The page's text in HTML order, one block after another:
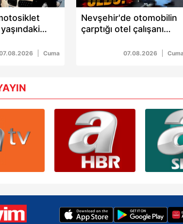
Cuma
Nevşehir'de otomobilin
çarptığı otel çalışanı
kaybetti: O anlar
07.08.2026